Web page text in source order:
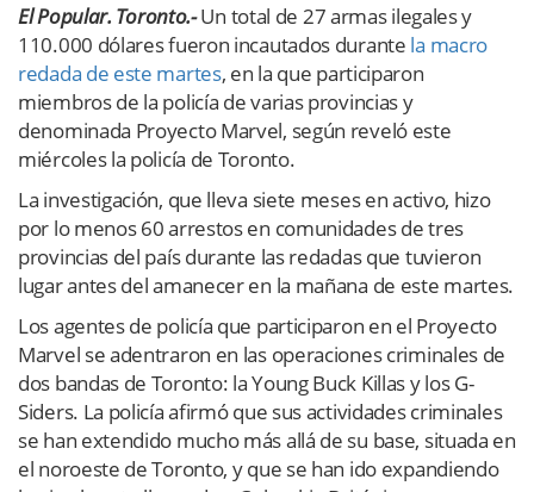
ElPopular. Toronto.-Un total de 27 armas ilegales y
110.000 dólares fueron incautados durante la macro
redada de este martes, en la que participaron
miembros de la policía de varias provincias y
denominada Proyecto Marvel, según reveló este
miércoles la policía de Toronto.
La investigación, que lleva siete meses en activo, hizo
por lo menos 60 arrestos en comunidades de tres
provincias del país durante las redadas que tuvieron
lugar antes del amanecer en la mañana de este martes.
Los agentes de policía que participaron en el Proyecto
Marvel se adentraron en las operaciones criminales de
dos bandas de Toronto: la Young Buck Killas y los G-
Siders. La policía afirmó que sus actividades criminales
se han extendido mucho más allá de su base, situada en
el noroeste de Toronto, y que se han ido expandiendo